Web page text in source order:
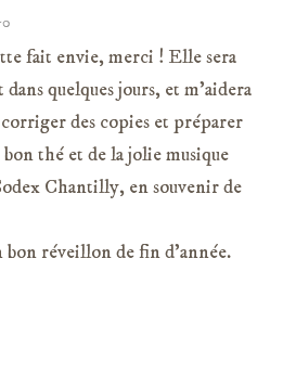
fait envie, merci ! Elle sera
quelques jours, et m'aidera
corriger des copies et préparer
bon thé et de la jolie musique
Chantilly, en souvenir de
bon réveillon de fin d'année.